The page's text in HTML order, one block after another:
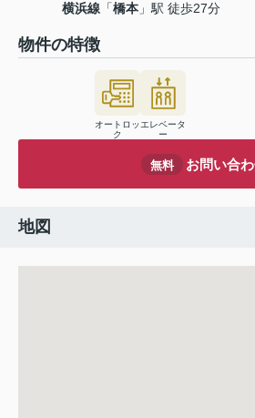
横浜線 「橋本 」駅 徒歩27分
物件の特徴
オートロッ
ク
エレベータ
ー
無料 お問い合
地図